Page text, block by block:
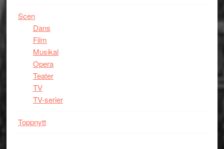
Scen
Dans
Film
Musikal
Opera
Teater
TV
TV-serier
Toppnytt